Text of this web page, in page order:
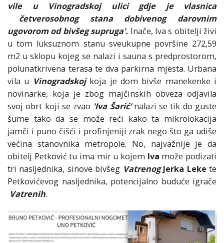
vile u Vinogradskoj ulici gdje je vlasnica
četverosobnog stana dobivenog darovnim
ugovorom od bivšeg supruga'. Inače, Iva s obitelji živi
u tom luksuznom stanu sveukupne površine 272,59
m2 u sklopu kojeg se nalazi i sauna s predprostorom,
polunatkrivena terasa te dva parkirna mjesta. Urbana
vila u Vinogradskoj koja je dom bivše manekenke i
novinarke, koja je zbog majčinskih obveza odjavila
svoj obrt koji se zvao 'Iva Šarić'nalazi se tik do guste
šume tako da se može reći kako ta mikrolokacija
jamči i puno čišći i profinjeniji zrak nego što ga udiše
većina stanovnika metropole. No, najvažnije je da
obitelj Petković tu ima mir u kojem Iva može podizati
tri nasljednika, sinove bivšeg VatrenogJerka Lekete
Petkovićevog nasljednika, potencijalno buduće igrače
Vatrenih.